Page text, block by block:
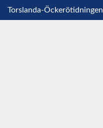
Torslanda-Öckerötidningen